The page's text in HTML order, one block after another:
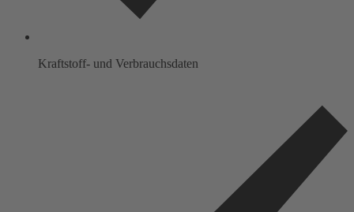
Kraftstoff- und Verbrauchsdaten